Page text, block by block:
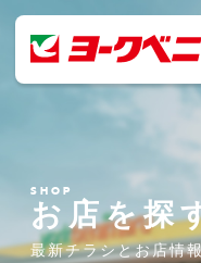
SHOP
お店を探
最新チラシとお店情